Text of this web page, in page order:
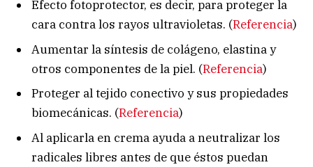
Efecto fotoprotector, es decir, para proteger la
cara contra los rayos ultravioletas. (Referencia)
Aumentar la síntesis de colágeno, elastina y
otros componentes de la piel. (Referencia)
Proteger al tejido conectivo y sus propiedades
biomecánicas. (Referencia)
Al aplicarla en crema ayuda a neutralizar los
radicales libres antes de que éstos puedan